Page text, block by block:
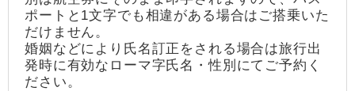
ポートと1文字でも相違がある場合はご搭乗いた
だけません。
婚姻などにより氏名訂正をされる場合は旅行出
発時に有効なローマ字氏名・性別にてご予約く
ださい。